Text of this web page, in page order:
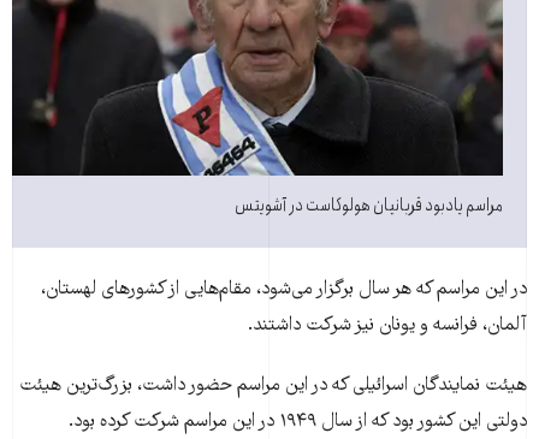
مراسم يادبود قربانيان هولوکاست در آشويتس
در اين مراسم که هر سال برگزار می‌شود، مقام‌هايی از کشورهای لهستان،
آلمان، فرانسه و يونان نيز شرکت داشتند.
هيئت نمايندگان اسرائيلی که در اين مراسم حضور داشت، بزرگ‌ترين هيئت
دولتی اين کشور بود که از سال ۱۹۴۹ در اين مراسم شرکت کرده بود.